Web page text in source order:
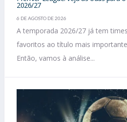
2026/27
6 DE AGOSTO DE 2026
A temporada 2026/27 já tem
favoritos ao título mais
Então, vamos à análise...